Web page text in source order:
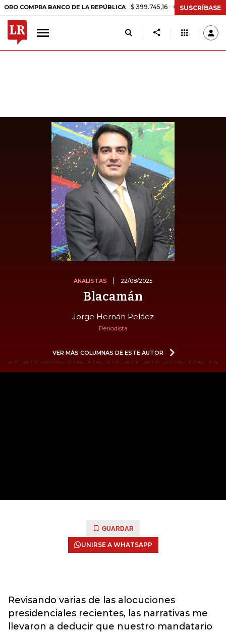
BANCO DE LA REPÚBLICA $ 399.745,16 +$ 2.295,71 +0,58%
SUSCRÍBASE
ANALISTAS 22/08/2025
Blacamán
Jorge Hernán Peláez
Periodista
VER MÁS COLUMNAS DE ESTE AUTOR
GUARDAR
UNIRSE A WHATSAPP
Revisando varias de las alocuciones
presidenciales recientes, las narrativas me
llevaron a deducir que nuestro mandatario